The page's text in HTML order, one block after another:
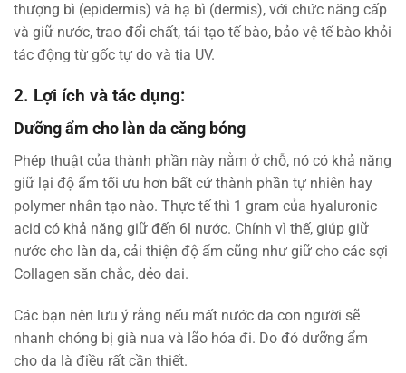
thượng bì (epidermis) và hạ bì (dermis), với chức năng cấp
và giữ nước, trao đổi chất, tái tạo tế bào, bảo vệ tế bào khỏi
tác động từ gốc tự do và tia UV.
2. Lợi ích và tác dụng:
Dưỡng ẩm cho làn da căng bóng
Phép thuật của thành phần này nằm ở chỗ, nó có khả năng
giữ lại độ ẩm tối ưu hơn bất cứ thành phần tự nhiên hay
polymer nhân tạo nào. Thực tế thì 1 gram của hyaluronic
acid có khả năng giữ đến 6l nước. Chính vì thế, giúp giữ
nước cho làn da, cải thiện độ ẩm cũng như giữ cho các sợi
Collagen săn chắc, dẻo dai.
Các bạn nên lưu ý rằng nếu mất nước da con người sẽ
nhanh chóng bị già nua và lão hóa đi. Do đó dưỡng ẩm
cho da là điều rất cần thiết.